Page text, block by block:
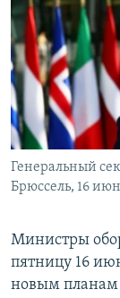
РАСПИСАНИЕ
СОЦИАЛЬНЫЕ
Генеральный
Брюссель, 16
Министры
пятницу 16
новым планам